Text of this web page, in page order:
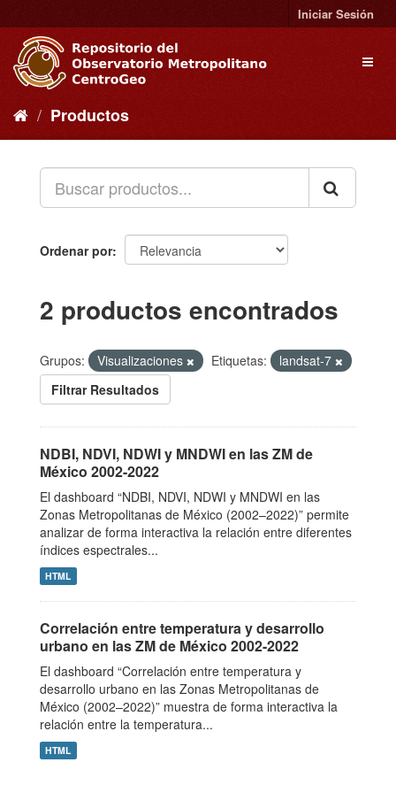
al
contenido
Iniciar Sesión
Productos
Ordenar por
2 productos encontrados
Grupos: Visualizaciones Etiquetas:
landsat-7
Filtrar Resultados
NDBI, NDVI, NDWI y MNDWI en las ZM de
México 2002-2022
El dashboard “NDBI, NDVI, NDWI y MNDWI en las
Zonas Metropolitanas de México (2002–2022)” permite
analizar de forma interactiva la relación entre diferentes
índices espectrales...
HTML
Correlación entre temperatura y desarrollo
urbano en las ZM de México 2002-2022
El dashboard “Correlación entre temperatura y
desarrollo urbano en las Zonas Metropolitanas de
México (2002–2022)” muestra de forma interactiva la
relación entre la temperatura...
HTML